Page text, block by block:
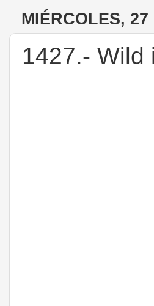
MIÉRCOLES,
1427.- Wild